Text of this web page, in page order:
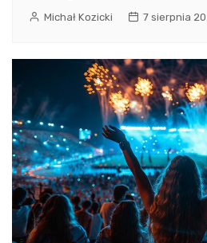
Michał Kozicki 7 sierpnia